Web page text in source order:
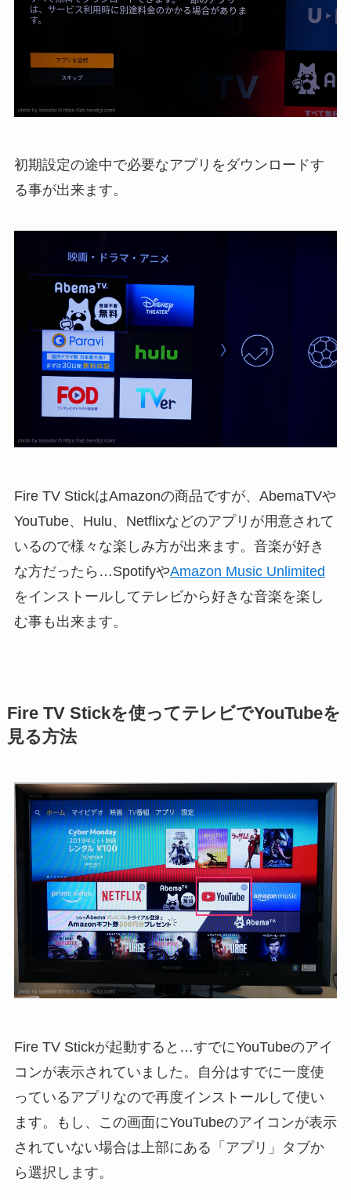
初期設定の途中で必要なアプリをダウンロードす
る事が出来ます。
Fire TV StickはAmazonの商品ですが、AbemaTVや
YouTube、Hulu、Netflixなどのアプリが用意されて
いるので様々な楽しみ方が出来ます。音楽が好き
な方だったら…SpotifyやAmazon Music Unlimited
をインストールしてテレビから好きな音楽を楽し
む事も出来ます。
Fire TV Stickを使ってテレビでYouTubeを
見る方法
Fire TV Stickが起動すると…すでにYouTubeのアイ
コンが表示されていました。自分はすでに一度使
っているアプリなので再度インストールして使い
ます。もし、この画面にYouTubeのアイコンが表示
されていない場合は上部にある「アプリ」タブか
ら選択します。